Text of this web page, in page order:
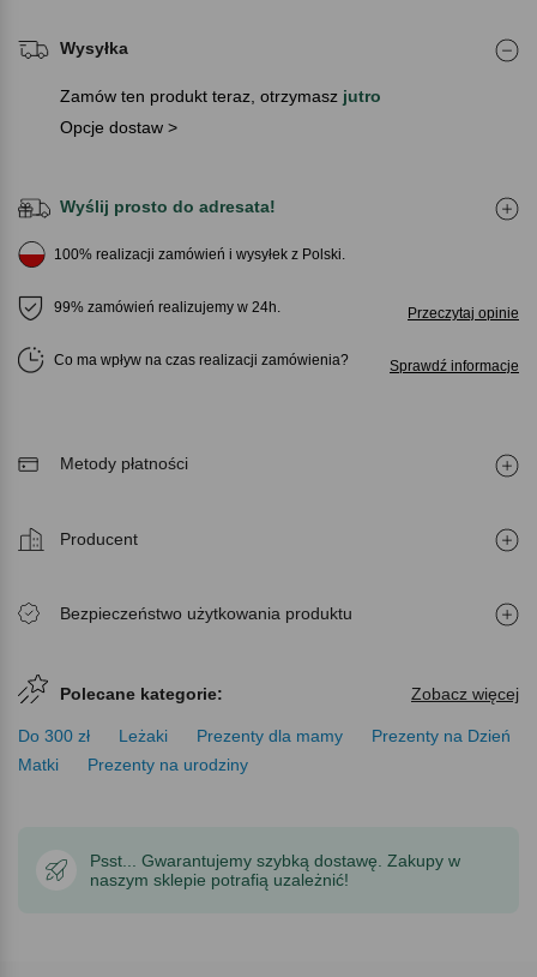
Wysyłka
Zamów ten produkt teraz, otrzymasz jutro
Opcje dostaw >
Wyślij prosto do adresata!
100% realizacji zamówień i wysyłek z Polski.
99% zamówień realizujemy w 24h. Przeczytaj opinie
Co ma wpływ na czas realizacji zamówienia Sprawdź informacje
Metody płatności
Producent
Bezpieczeństwo użytkowania produktu
Polecane kategorie: Zobacz więcej
Do 300 zł Leżaki Prezenty dla mamy
Prezenty na Dzień
Matki
Prezenty na urodziny
Psst... Gwarantujemy szybką dostawę. Zakupy w
naszym sklepie potrafią uzależnić!